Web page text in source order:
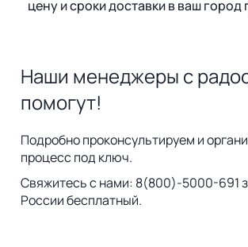
цену и сроки доставки в ваш город
Наши менеджеры с
помогут!
Подробно проконсультируем и
процесс под ключ.
Свяжитесь с нами: 8(800)-5000-691
России бесплатный.